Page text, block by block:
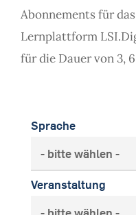
Abonnements für
Lernplattform
für die Dauer von 3,
Sprache
Veranstaltung